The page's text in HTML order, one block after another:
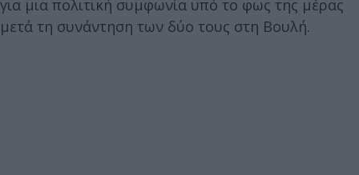
για μια πολιτική συμφωνία υπό το φως της μέρας
μετά τη συνάντηση των δύο τους στη Βουλή.